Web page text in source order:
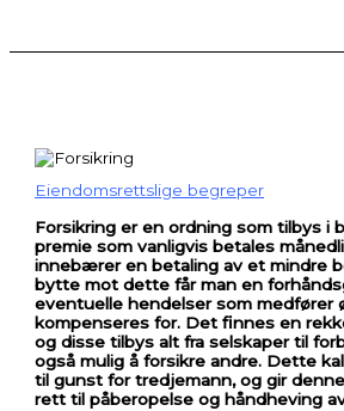
Eiendomsrettslige begreper
Forsikring er en ordning som tilbys i
premie som vanligvis betales
innebærer en betaling av et mindre
bytte mot dette får man en
eventuelle hendelser som medfører
kompenseres for. Det finnes en
og disse tilbys alt fra selskaper til
også mulig å forsikre andre. Dette
til gunst for tredjemann, og gir
rett til påberopelse og håndheving